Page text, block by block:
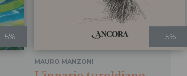
- 5% - 5%
MAURO MANZONI